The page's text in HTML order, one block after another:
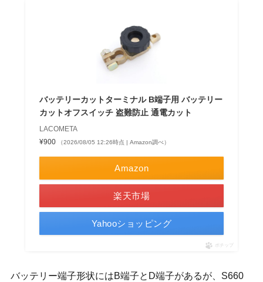
バッテリーカットターミナル B端子用 バッテリー
カットオフスイッチ 盗難防止 通電カット
LACOMETA
¥900
（2026/08/05 12:26時点 | Amazon調べ）
Amazon
楽天市場
Yahooショッピング
ポチップ
バッテリー端子形状にはB端子とD端子があるが、S660